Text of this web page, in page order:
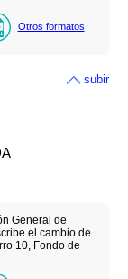
Otros formatos
subir
General de
el cambio de
10, Fondo de